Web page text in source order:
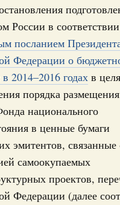
России в
посланием
Федерации о
2014–2016 годах в
порядка размещения
национального
в ценные бумаги
эмитентов, связанные
самоокупаемых
проектов,
Федерации (далее
по
посвящённой
«Экологическое
объём
№2067-р
в сфере торговли.